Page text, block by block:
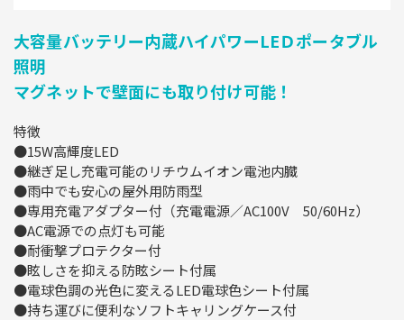
大容量バッテリー内蔵ハイパワーLEＤポータブル
照明
マグネットで壁面にも取り付け可能！
特徴
●15W高輝度LED
●継ぎ足し充電可能のリチウムイオン電池内臓
●雨中でも安心の屋外用防雨型
●専用充電アダプター付（充電電源／AC100V 50/60Hz）
●AC電源での点灯も可能
●耐衝撃プロテクター付
●眩しさを抑える防眩シート付属
●電球色調の光色に変えるLED電球色シート付属
●持ち運びに便利なソフトキャリングケース付